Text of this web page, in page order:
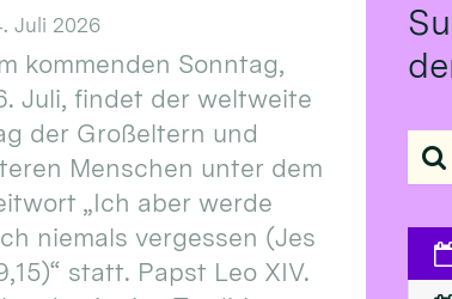
Juli 2026
kommenden Sonntag,
Juli, findet der weltweite
der Großeltern und
Menschen unter dem
„Ich aber werde
niemals vergessen (Jes
statt. Papst Leo XIV.